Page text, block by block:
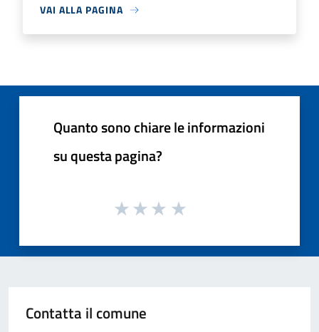
VAI ALLA PAGINA
Quanto sono chiare le informazioni
su questa pagina?
Contatta il comune